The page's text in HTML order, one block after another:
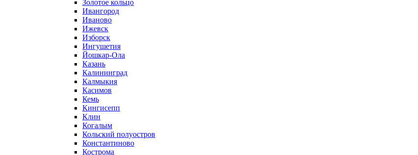
Золотое кольцо
Ивангород
Иваново
Ижевск
Изборск
Ингушетия
Йошкар-Ола
Казань
Калининград
Калмыкия
Касимов
Кемь
Кингисепп
Клин
Когалым
Кольский полуостров
Константиново
Кострома